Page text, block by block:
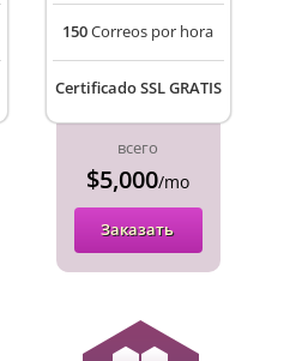
150Correos por hora
Certificado SSL GRATIS
всего
$5,000/mo
Заказать